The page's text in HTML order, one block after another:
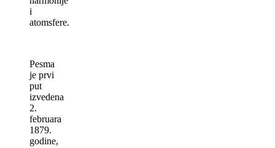
i
atomsfere.
Pesma
je prvi
put
izvedena
2.
februara
1879.
godine,